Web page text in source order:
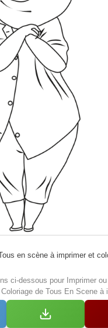
en scène à imprimer et
ci-dessous pour Imprimer
de Tous En Scene à